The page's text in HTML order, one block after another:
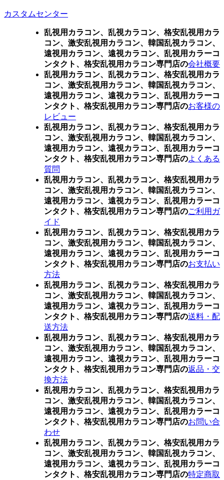
カスタムセンター
乱視用カラコン、乱視カラコン、格安乱視用カラ
コン、激安乱視用カラコン、韓国乱視カラコン、
遠視用カラコン、遠視カラコン、乱視用カラーコ
ンタクト、格安乱視用カラコン専門店の会社概要
乱視用カラコン、乱視カラコン、格安乱視用カラ
コン、激安乱視用カラコン、韓国乱視カラコン、
遠視用カラコン、遠視カラコン、乱視用カラーコ
ンタクト、格安乱視用カラコン専門店のお客様の
レビュー
乱視用カラコン、乱視カラコン、格安乱視用カラ
コン、激安乱視用カラコン、韓国乱視カラコン、
遠視用カラコン、遠視カラコン、乱視用カラーコ
ンタクト、格安乱視用カラコン専門店のよくある
質問
乱視用カラコン、乱視カラコン、格安乱視用カラ
コン、激安乱視用カラコン、韓国乱視カラコン、
遠視用カラコン、遠視カラコン、乱視用カラーコ
ンタクト、格安乱視用カラコン専門店のご利用ガ
イド
乱視用カラコン、乱視カラコン、格安乱視用カラ
コン、激安乱視用カラコン、韓国乱視カラコン、
遠視用カラコン、遠視カラコン、乱視用カラーコ
ンタクト、格安乱視用カラコン専門店のお支払い
方法
乱視用カラコン、乱視カラコン、格安乱視用カラ
コン、激安乱視用カラコン、韓国乱視カラコン、
遠視用カラコン、遠視カラコン、乱視用カラーコ
ンタクト、格安乱視用カラコン専門店の送料・配
送方法
乱視用カラコン、乱視カラコン、格安乱視用カラ
コン、激安乱視用カラコン、韓国乱視カラコン、
遠視用カラコン、遠視カラコン、乱視用カラーコ
ンタクト、格安乱視用カラコン専門店の返品・交
換方法
乱視用カラコン、乱視カラコン、格安乱視用カラ
コン、激安乱視用カラコン、韓国乱視カラコン、
遠視用カラコン、遠視カラコン、乱視用カラーコ
ンタクト、格安乱視用カラコン専門店のお問い合
わせ
乱視用カラコン、乱視カラコン、格安乱視用カラ
コン、激安乱視用カラコン、韓国乱視カラコン、
遠視用カラコン、遠視カラコン、乱視用カラーコ
ンタクト、格安乱視用カラコン専門店の特定商取